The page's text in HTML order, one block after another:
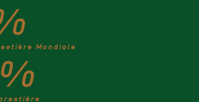
Mondiale
%